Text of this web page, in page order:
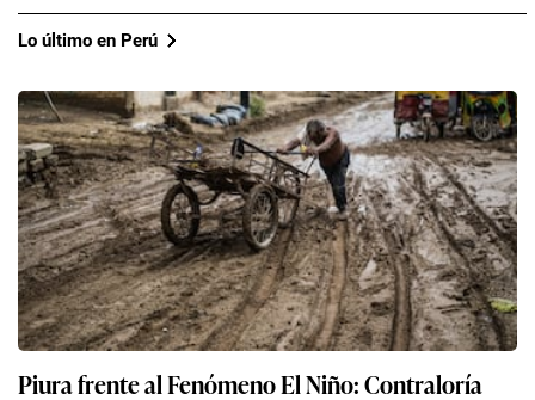
Lo último en Perú
Piura frente al Fenómeno El Niño: Contraloría